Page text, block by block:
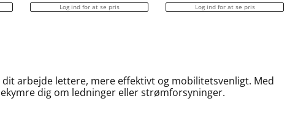
Log ind for at se pris Log ind for at se pris
arbejde lettere, mere effektivt og mobilitetsvenligt. Med
dig om ledninger eller strømforsyninger.